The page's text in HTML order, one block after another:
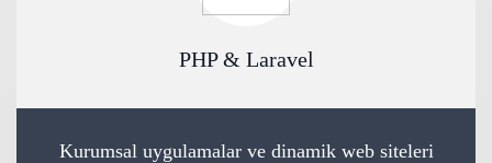
PHP & Laravel
Kurumsal uygulamalar ve dinamik web siteleri